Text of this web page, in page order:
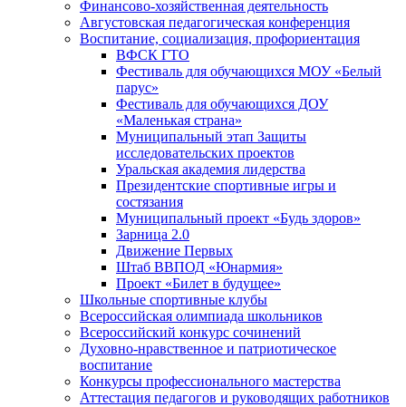
Финансово-хозяйственная деятельность
Августовская педагогическая конференция
Воспитание, социализация, профориентация
ВФСК ГТО
Фестиваль для обучающихся МОУ «Белый
парус»
Фестиваль для обучающихся ДОУ
«Маленькая страна»
Муниципальный этап Защиты
исследовательских проектов
Уральская академия лидерства
Президентские спортивные игры и
состязания
Муниципальный проект «Будь здоров»
Зарница 2.0
Движение Первых
Штаб ВВПОД «Юнармия»
Проект «Билет в будущее»
Школьные спортивные клубы
Всероссийская олимпиада школьников
Всероссийский конкурс сочинений
Духовно-нравственное и патриотическое
воспитание
Конкурсы профессионального мастерства
Аттестация педагогов и руководящих работников